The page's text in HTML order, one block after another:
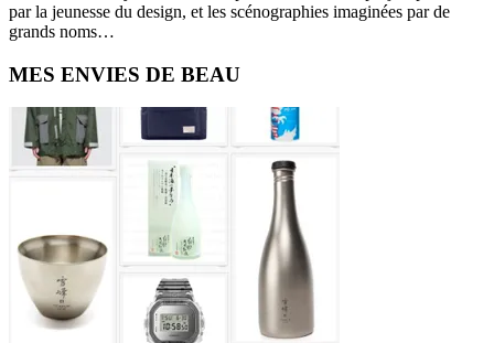
par la jeunesse du design, et les scénographies imaginées par de
grands noms…
Primary
Sidebar
MES ENVIES DE BEAU